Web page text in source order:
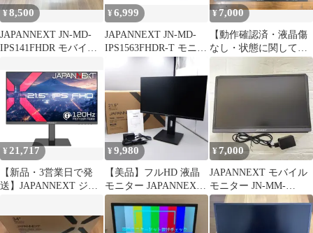
¥8,500
JAPANNEXT JN-MD-
IPS141FHDR モバイル
¥6,999
JAPANNEXT JN-MD-
IPS1563FHDR-T モニタ
ー ジャンク品
¥7,000
【動作確認済・液晶傷
なし・状態に関して説
JAPANNEXT 23.8イン
チモニター JN-
IPS244UHDR
¥ 21,717
【新品・3営業日で発
送】JAPANNEXT ジャ
215IPS120F-HSP)
¥9,980
【美品】フルHD 液晶
モニター JAPANNEXT
21.5インチ IPSパネル搭
載 JN-IPS215F2-HSP
HDMI VGA 高さ調整 縦
¥7,000
JAPANNEXT モバイル
モニター JN-MM-
I156FR-T